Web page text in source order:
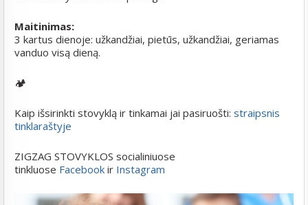
Maitinimas:
3 kartus dienoje: užkandžiai, pietūs, užkandžiai, geriamas
vanduo visą dieną.
🏕️
Kaip išsirinkti stovyklą ir tinkamai jai pasiruošti: straipsnis
tinklaraštyje
ZIGZAG STOVYKLOS socialiniuose
tinkluose Facebook ir Instagram